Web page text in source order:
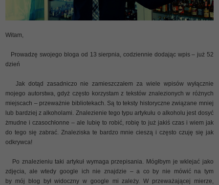
Witam,
Prowadzę swojego bloga od 13 sierpnia, codziennie dodając wpis – już 52
dzień
Jak dotąd zasadniczo nie zamieszczałem za wiele wpisów wyłącznie
mojego autorstwa, gdyż często korzystam z tekstów znalezionych w różnych
miejscach – przeważnie bibliotekach. Są to teksty historyczne związane mniej
lub bardziej z alkoholami. Znalezienie tego typu artykułu o alkoholu jest dosyć
żmudne i czasochłonne – ale lubię to robić, robię to już jakiś czas i wiem jak
do tego się zabrać. Znaleziska te bardzo mnie cieszą i często czuję się jak
odkrywca!
Po znalezieniu taki artykuł wymaga przepisania. Mógłbym je wklejać jako
zdjęcia, ale wtedy google ich nie znajdzie – a co by nie mówić na tym
by mój blog był widoczny w google mi zależy. W przeważającej mierze,